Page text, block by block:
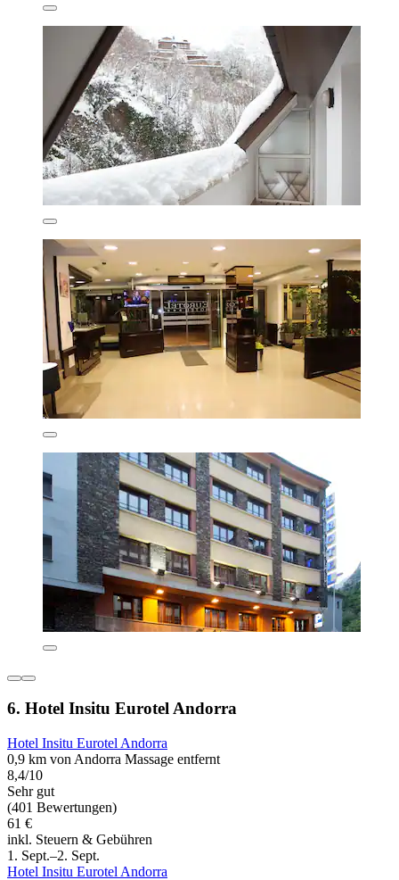
6. Hotel Insitu Eurotel Andorra
Hotel Insitu Eurotel Andorra
0,9 km von Andorra Massage entfernt
8,4/10
Sehr gut
(401 Bewertungen)
61 €
inkl. Steuern & Gebühren
1. Sept.–2. Sept.
Hotel Insitu Eurotel Andorra